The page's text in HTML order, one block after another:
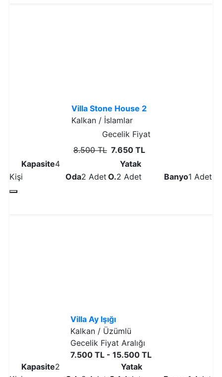
Villa Stone House 2
Kalkan / İslamlar
Gecelik Fiyat
7.650 TL
8.500 TL
Kapasite4
Kişi
Oda2 Adet
Yatak
O.2 Adet Banyo1 Adet
Villa Ay Işığı
Kalkan / Üzümlü
Gecelik Fiyat Aralığı
7.500 TL - 15.500 TL
Kapasite2
Yatak